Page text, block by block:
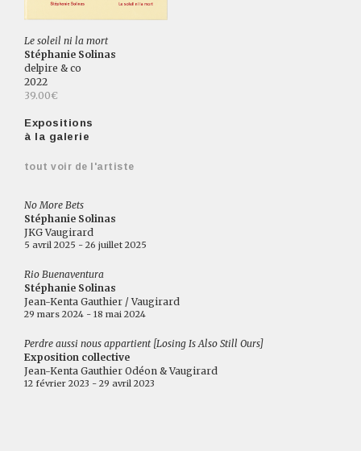
Le soleil ni la mort
Stéphanie Solinas
delpire & co
2022
39.00€
Expositions
à la galerie
tout voir de l'artiste
No More Bets
Stéphanie Solinas
JKG Vaugirard
5 avril 2025 - 26 juillet 2025
Rio Buenaventura
Stéphanie Solinas
Jean-Kenta Gauthier / Vaugirard
29 mars 2024 - 18 mai 2024
Perdre aussi nous appartient [Losing Is Also Still Ours]
Exposition collective
Jean-Kenta Gauthier Odéon & Vaugirard
12 février 2023 - 29 avril 2023